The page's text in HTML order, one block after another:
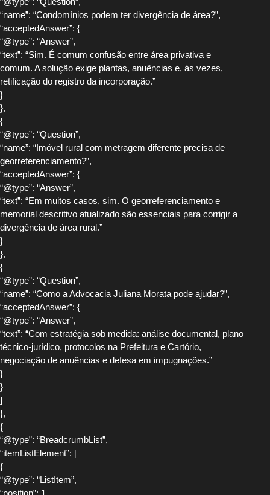
“name”: “Condomínios podem ter divergência de área?”,
“acceptedAnswer”: {
“@type”: “Answer”,
“text”: “Sim. É comum confusão entre área privativa e
comum. A solução exige plantas, anuências e, às vezes,
retificação do registro da incorporação.”
}
},
{
“@type”: “Question”,
“name”: “Imóvel rural com metragem diferente precisa de
georreferenciamento?”,
“acceptedAnswer”: {
“@type”: “Answer”,
“text”: “Em muitos casos, sim. O georreferenciamento e
memorial descritivo atualizado são essenciais para corrigir a
divergência de área rural.”
}
},
{
“@type”: “Question”,
“name”: “Como a Advocacia Juliana Morata pode ajudar?”,
“acceptedAnswer”: {
“@type”: “Answer”,
“text”: “Com estratégia sob medida: análise documental, plano
técnico-jurídico, protocolos na Prefeitura e Cartório,
negociação de anuências e defesa em impugnações.”
}
}
]
},
{
“@type”: “BreadcrumbList”,
“itemListElement”: [
{
“@type”: “ListItem”,
“position”: 1,